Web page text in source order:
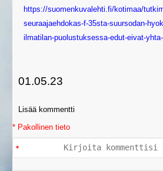
https://suomenkuvalehti.fi/kotimaa/
seuraajaehdokas-f-35sta-suursodan-
ilmatilan-puolustuksessa-edut-eivat-
01.05.23
Lisää kommentti
* Pakollinen tieto